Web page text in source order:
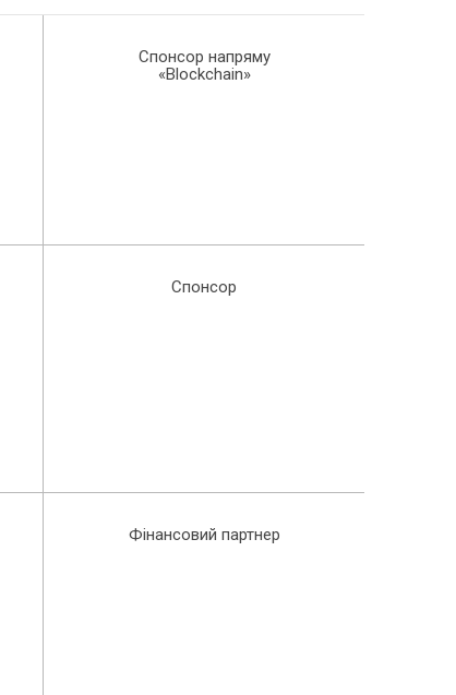
Спонсор напряму
«Blockchain»
Спонсор
Фінансовий партнер